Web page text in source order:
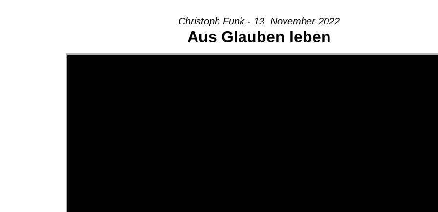
Christoph Funk - 13. November 2022
Aus Glauben leben
Video-Player